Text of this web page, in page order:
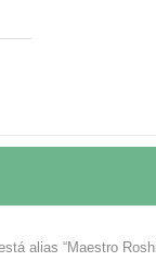
alias “Maestro